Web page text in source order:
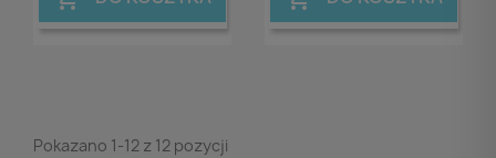
Pokazano 1-12 z 12 pozycji